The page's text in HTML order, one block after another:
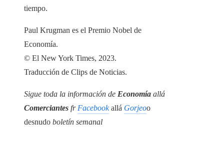
tiempo.
Paul Krugman es el Premio Nobel de
Economía.
© El New York Times, 2023.
Traducción de Clips de Noticias.
Sigue toda la información de Economía allá
Comerciantes fr Facebookallá Gorjeoo
desnudo boletín semanal